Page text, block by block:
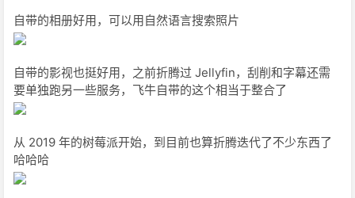
自带的相册好用，可以用自然语言搜索照片
自带的影视也挺好用，之前折腾过 Jellyfin，刮削和字幕还需
要单独跑另一些服务，飞牛自带的这个相当于整合了
从 2019 年的树莓派开始，到目前也算折腾迭代了不少东西了
哈哈哈